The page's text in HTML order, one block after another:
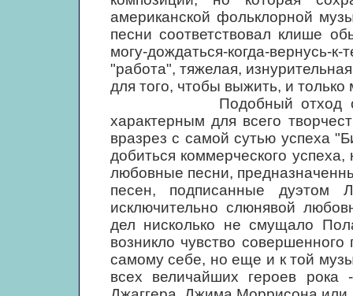
американской фольклорной
песни соответствовал клише
могу-дождаться-когда-
"работа", тяжелая,
для того, чтобы выжить, и
Подобный отход от
характерным для всего
вразрез с самой сутью успеха
добиться коммерческого
любовные песни,
песен, подписанные дуэтом
исключительно слюнявой
дел нисколько не смущало
возникло чувство
самому себе, но еще и к той
всех величайших героев